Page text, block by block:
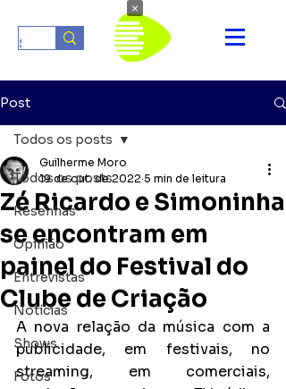
Post
Todos os posts
Resenhas
Opinião
Entrevistas
Notícias
Shows
Fotos
Todos os posts
Zé Ricardo e Simoninha
se encontram em
painel do Festival do
Clube de Criação
Guilherme Moro
19 de out. de 2022 5 min de leitura
A nova relação da música com a
publicidade, em festivais, no
streaming, em comerciais,
×